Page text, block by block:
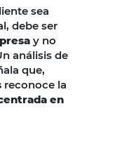
sea
debe ser
y no
análisis de
que,
reconoce la
en